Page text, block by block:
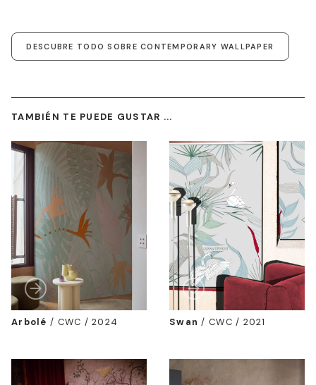
DESCUBRE TODO SOBRE CONTEMPORARY WALLPAPER
TAMBIÉN TE PUEDE GUSTAR ...
Arbolé / CWC / 2024 Swan / CWC / 2021